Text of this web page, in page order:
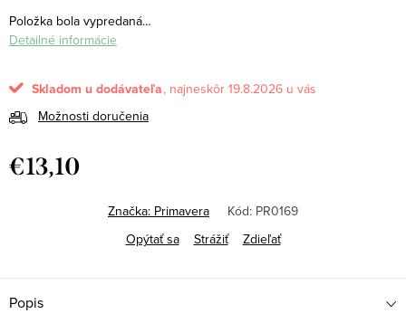
Položka bola vypredaná…
Detailné informácie
Skladom u dodávateľa
19.8.2026
Možnosti doručenia
€13,10
Značka: Primavera Kód: PR0169
Opýtať sa
Strážiť Zdieľať
Popis